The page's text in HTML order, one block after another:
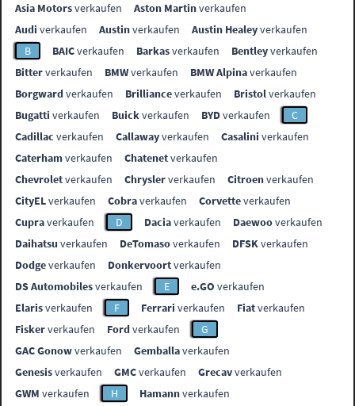
Asia Motorsverkaufen Aston Martinverkaufen
Audi verkaufen Austinverkaufen Austin Healeyverkaufen
B
BAICverkaufen Barkasverkaufen Bentleyverkaufen
Bitterverkaufen BMWverkaufen BMW Alpinaverkaufen
Borgwardverkaufen Brillianceverkaufen Bristolverkaufen
Bugatti verkaufen Buickverkaufen BYDverkaufen
C
Cadillac verkaufen Callawayverkaufen Casalini verkaufen
Caterhamverkaufen Chatenetverkaufen
Chevroletverkaufen Chryslerverkaufen Citroenverkaufen
CityELverkaufen Cobraverkaufen Corvetteverkaufen
Cupraverkaufen D Daciaverkaufen Daewooverkaufen
Daihatsu verkaufen DeTomasoverkaufen DFSKverkaufen
Dodgeverkaufen Donkervoortverkaufen
DS Automobilesverkaufen E e.GO verkaufen
Elarisverkaufen F Ferrari verkaufen Fiatverkaufen
Fiskerverkaufen Fordverkaufen
G
GAC Gonowverkaufen Gemballaverkaufen
Genesisverkaufen GMCverkaufen Grecavverkaufen
GWM verkaufen H Hamannverkaufen